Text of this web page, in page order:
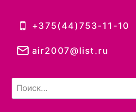
+375(44)753-11-10
air2007@list.ru
Найти: